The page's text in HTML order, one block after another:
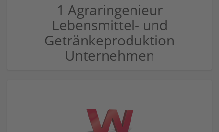
1 Agraringenieur
Lebensmittel- und
Getränkeproduktion
Unternehmen